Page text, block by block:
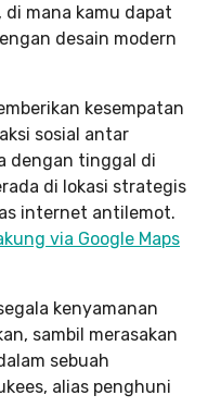
mana kamu dapat
desain modern
kesempatan
sosial antar
dengan tinggal di
di lokasi strategis
internet antilemot.
via Google Maps
kenyamanan
sambil merasakan
sebuah
alias penghuni